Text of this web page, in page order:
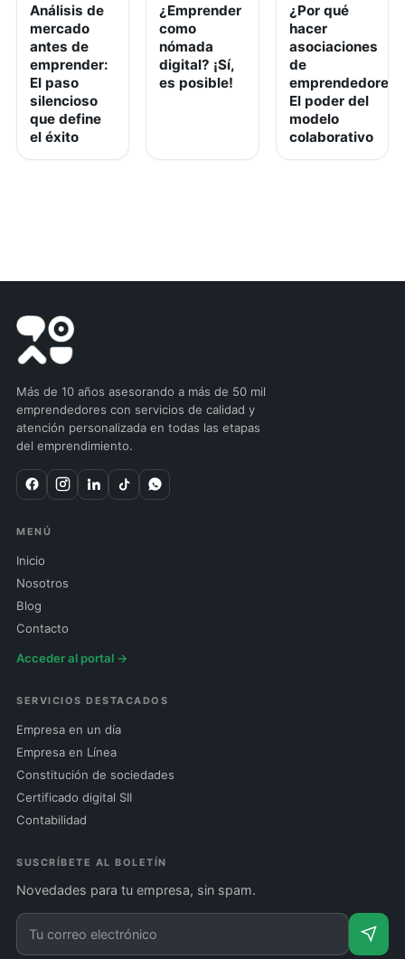
Análisis de
mercado
antes de
emprender:
El paso
silencioso
que define
el éxito
¿Emprender
como
nómada
digital? ¡Sí,
es posible!
¿Por qué
hacer
asociaciones
de
emprendedores?
El poder del
modelo
colaborativo
Más de 10 años asesorando a más de 50 mil
emprendedores con servicios de calidad y
atención personalizada en todas las etapas
del emprendimiento.
MENÚ
Inicio
Nosotros
Blog
Contacto
Acceder al portal →
SERVICIOS DESTACADOS
Empresa en un día
Empresa en Línea
Constitución de sociedades
Certificado digital SII
Contabilidad
SUSCRÍBETE AL BOLETÍN
Novedades para tu empresa, sin spam.